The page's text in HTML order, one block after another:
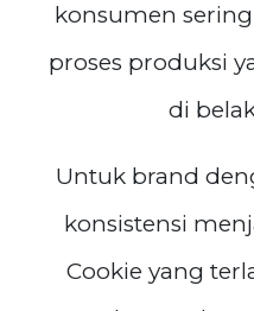
konsumen
proses produksi
di
Untuk brand
konsistensi
Cookie yang